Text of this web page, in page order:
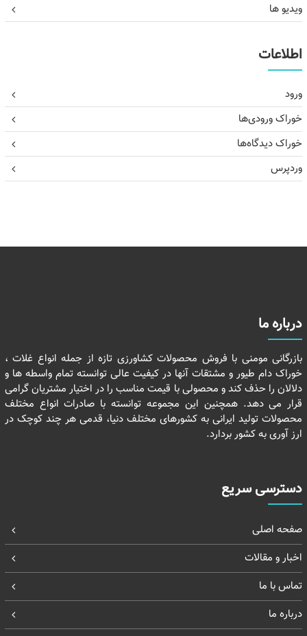
ویدیو ها
اطلاعات
ورود
خوراک ورودی‌ها
خوراک دیدگاه‌ها
وردپرس
درباره ما
بازرگانی مومنی با فروش محصولات کشاورزی تازه از جمله انواع غلات ،
خوراک دام طیور و مشتقات آنها در کیفیت عالی توانسته تمام واسطه ها و
دلالان را حذف کند و محصولی با قیمت مناسب را در اختیار مشتریان گرامی
قرار می دهد. همچنین این مجموعه توانسته با صادرات انواع مختلف
محصولات تولید ایرانی به کشورهای مختلف دنیا، قدمی هر چند کوچک در
ارز آوری به کشور بردارد.
دسترسی سریع
صفحه اصلی
اخبار و مقالات
تماس با ما
درباره ما